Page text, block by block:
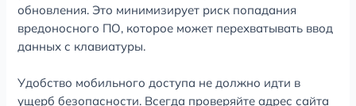
обновления. Это минимизирует риск попадания
вредоносного ПО, которое может перехватывать ввод
данных с клавиатуры.
Удобство мобильного доступа не должно идти в
ущерб безопасности. Всегда проверяйте адрес сайта